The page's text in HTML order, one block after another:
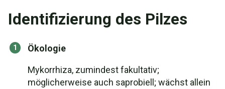
Identifizierung des Pilzes
Ökologie
Mykorrhiza, zumindest fakultativ;
möglicherweise auch saprobiell; wächst allein